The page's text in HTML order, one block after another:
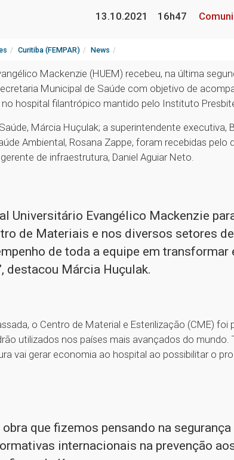
13.10.2021
16h47
Curitiba (FEMPAR) News
Mackenzie (HUEM) recebeu, na última
Municipal de Saúde com objetivo de
hospital filantrópico mantido pelo Instituto
Márcia Huçulak; a superintendente executiva,
Ambiental, Rosana Zappe, foram recebidas pelo
de infraestrutura, Daniel Aguiar Neto.
Universitário Evangélico Mackenzie
de Materiais e nos diversos setores
de toda a equipe em transformar
destacou Márcia Huçulak.
o Centro de Material e Esterilização (CME) foi
utilizados nos países mais avançados do mundo.
vai gerar economia ao hospital ao possibilitar o
obra que fizemos pensando na
internacionais na prevenção